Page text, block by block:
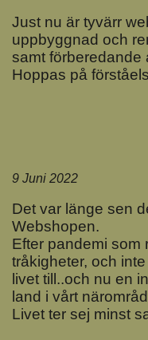
Just nu är tyvärr
uppbyggnad och
samt förberedande
Hoppas på
9 Juni 2022
Det var länge sen
Webshopen.
Efter pandemi som
tråkigheter, och
livet till..och nu en
land i vårt
Livet ter sej minst